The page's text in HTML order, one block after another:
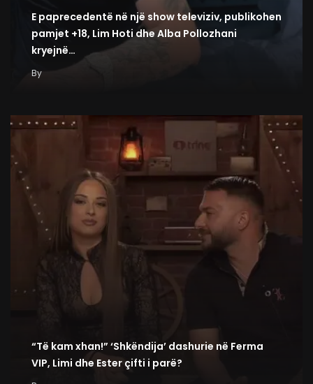
E paprecedentë në një show televiziv, publikohen
pamjet +18, Lim Hoti dhe Alba Pollozhani
kryejnë…
By
“Të kam xhan!” ‘Shkëndija’ dashurie në Ferma
VIP, Limi dhe Ester çifti i parë?